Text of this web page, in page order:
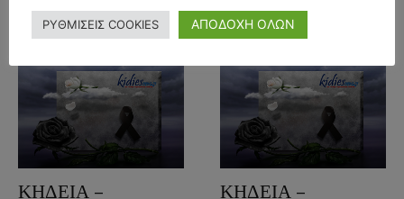
Διαβάστε περισσότερα Διαβάστε περισσότερα
ΚΗΔΕΙΑ –
ΚΗΔΕΙΑ –
ΡΥΘΜΙΣΕΙΣ COOKIES ΑΠΟΔΟΧΗ ΟΛΩΝ